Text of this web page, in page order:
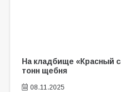
На кладбище «Красный
тонн щебня
08.11.2025